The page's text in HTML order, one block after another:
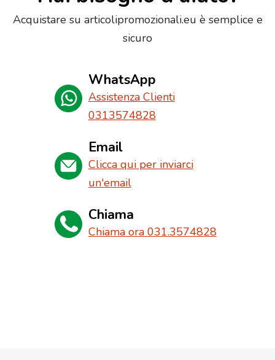
Acquistare su articolipromozionali.eu è semplice e
sicuro
WhatsApp
Assistenza Clienti
0313574828
Email
Clicca qui per inviarci
un'email
Chiama
Chiama ora 031.3574828